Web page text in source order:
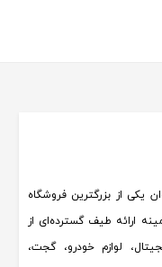
یکی از بزرگترین فروشگاه
ارائه طیف گسترده‌ای از
لوازم خودرو، گجت،